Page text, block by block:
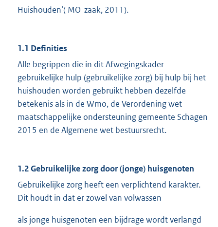
Huishouden’( MO-zaak, 2011).
1.1 Definities
Alle begrippen die in dit Afwegingskader
gebruikelijke hulp (gebruikelijke zorg) bij hulp bij het
huishouden worden gebruikt hebben dezelfde
betekenis als in de Wmo, de Verordening wet
maatschappelijke ondersteuning gemeente Schagen
2015 en de Algemene wet bestuursrecht.
1.2 Gebruikelijke zorg door (jonge) huisgenoten
Gebruikelijke zorg heeft een verplichtend karakter.
Dit houdt in dat er zowel van volwassen
als jonge huisgenoten een bijdrage wordt verlangd